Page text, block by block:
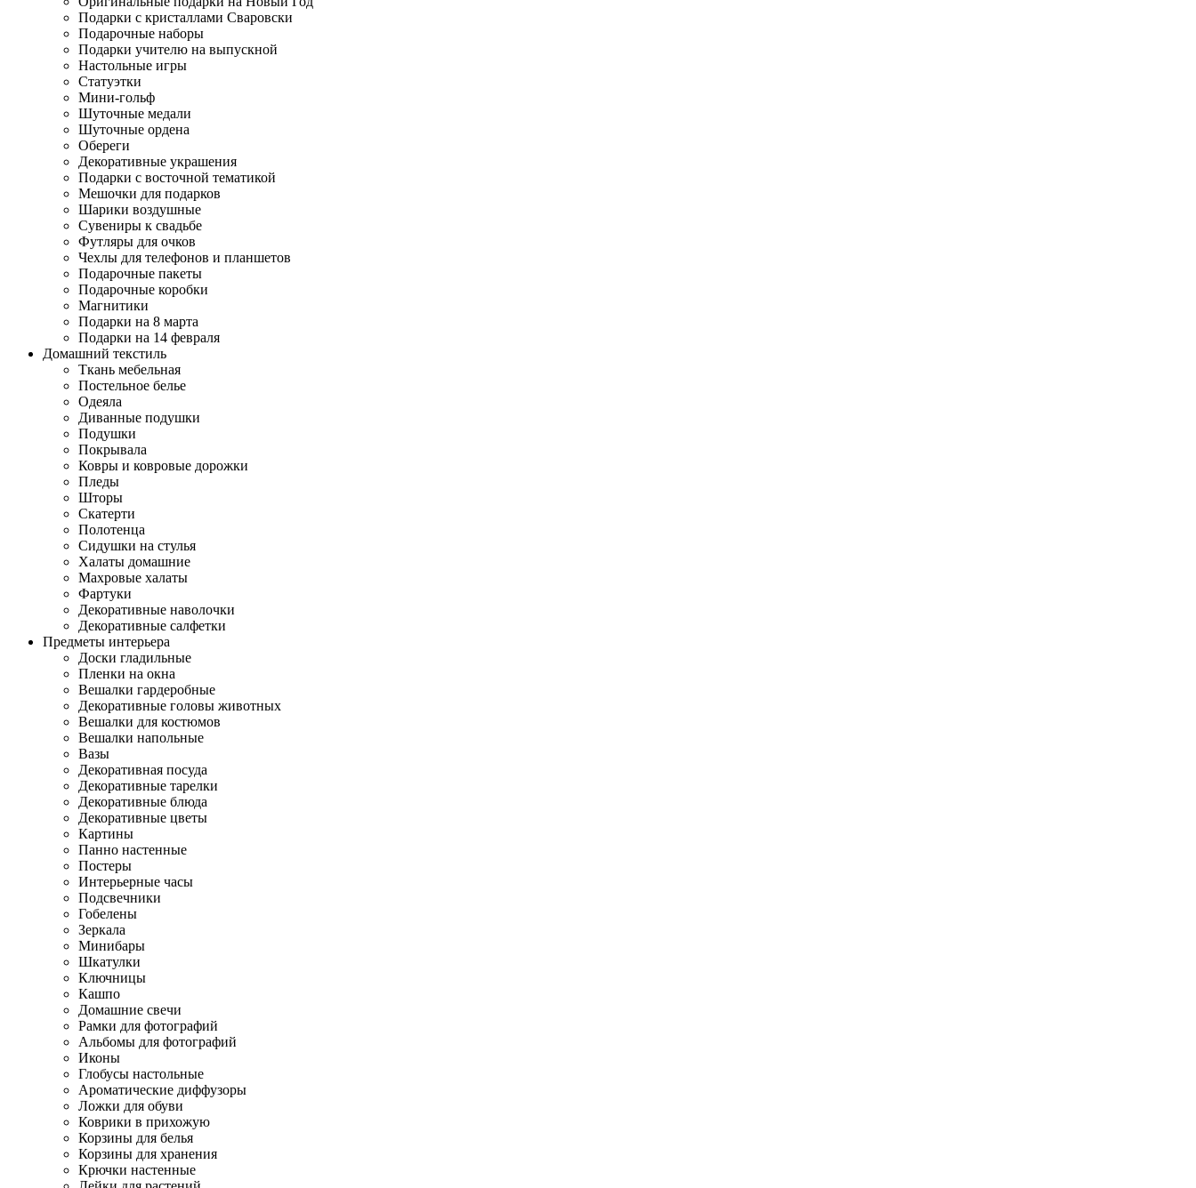
Подарки с кристаллами Сваровски
Подарочные наборы
Подарки учителю на выпускной
Настольные игры
Статуэтки
Мини-гольф
Шуточные медали
Шуточные ордена
Обереги
Декоративные украшения
Подарки с восточной тематикой
Мешочки для подарков
Шарики воздушные
Сувениры к свадьбе
Футляры для очков
Чехлы для телефонов и планшетов
Подарочные пакеты
Подарочные коробки
Магнитики
Подарки на 8 марта
Подарки на 14 февраля
Домашний текстиль
Ткань мебельная
Постельное белье
Одеяла
Диванные подушки
Подушки
Покрывала
Ковры и ковровые дорожки
Пледы
Шторы
Скатерти
Полотенца
Сидушки на стулья
Халаты домашние
Махровые халаты
Фартуки
Декоративные наволочки
Декоративные салфетки
Предметы интерьера
Доски гладильные
Пленки на окна
Вешалки гардеробные
Декоративные головы животных
Вешалки для костюмов
Вешалки напольные
Вазы
Декоративная посуда
Декоративные тарелки
Декоративные блюда
Декоративные цветы
Картины
Панно настенные
Постеры
Интерьерные часы
Подсвечники
Гобелены
Зеркала
Минибары
Шкатулки
Ключницы
Кашпо
Домашние свечи
Рамки для фотографий
Альбомы для фотографий
Иконы
Глобусы настольные
Ароматические диффузоры
Ложки для обуви
Коврики в прихожую
Корзины для белья
Корзины для хранения
Крючки настенные